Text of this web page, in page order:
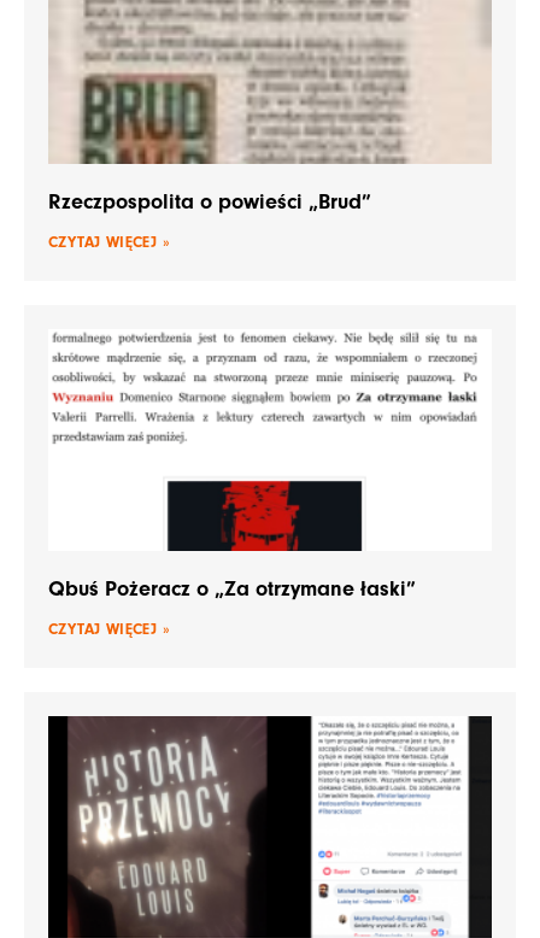
Rzeczpospolita o powieści „Brud”
CZYTAJ WIĘCEJ »
Qbuś Pożeracz o „Za otrzymane łaski”
CZYTAJ WIĘCEJ »